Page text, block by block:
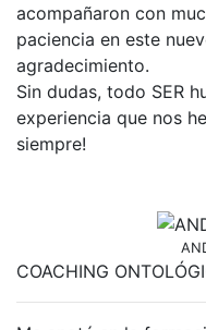
acompañaron con
paciencia en este
agradecimiento.
Sin dudas, todo SER
experiencia que nos
siempre!
COACHING